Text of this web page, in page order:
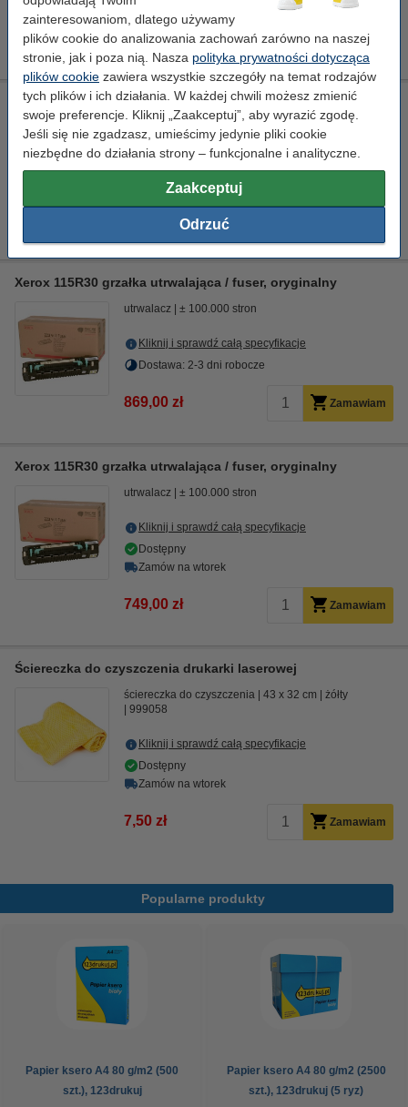
zainteresowaniom, dlatego używamy
plików cookie do analizowania zachowań zarówno na naszej
stronie, jak i poza nią. Nasza polityka prywatności dotycząca
plików cookie zawiera wszystkie szczegóły na temat rodzajów
tych plików i ich działania. W każdej chwili możesz zmienić
swoje preferencje. Kliknij „Zaakceptuj”, aby wyrazić zgodę.
Jeśli się nie zgadzasz, umieścimy jedynie pliki cookie
niezbędne do działania strony – funkcjonalne i analityczne.
Zaakceptuj
Odrzuć
1 459,00 zł Zamawiam
Xerox 108R592 rolka transferowa / transfer roll, oryginalny
wałek przenoszący Standard ± 15.000 stron
Kliknij i sprawdź całą specyfikacje
Xerox 115R30 grzałka utrwalająca / fuser, oryginalny
utrwalacz ± 100.000 stron
Kliknij i sprawdź całą specyfikacje
Dostawa: 2-3 dni robocze
869,00 zł Zamawiam
Xerox 115R30 grzałka utrwalająca / fuser, oryginalny
utrwalacz ± 100.000 stron
Kliknij i sprawdź całą specyfikacje
Dostępny
Zamów na wtorek
749,00 zł Zamawiam
Ściereczka do czyszczenia drukarki laserowej
ściereczka do czyszczenia 43 x 32 cm
żółty
999058
Kliknij i sprawdź całą specyfikacje
Dostępny
Zamów na wtorek
7,50 zł Zamawiam
Popularne produkty
Papier ksero A4 80 g/m2 (500
szt.), 123drukuj
Papier ksero A4 80 g/m2 (2500
szt.), 123drukuj (5 ryz)